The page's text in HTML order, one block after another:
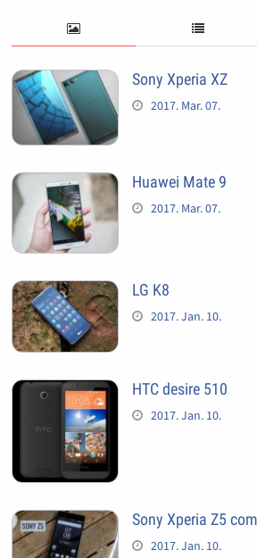
Sony Xperia XZ
2017. Mar. 07.
Huawei Mate 9
2017. Mar. 07.
LG K8
2017. Jan. 10.
HTC desire 510
2017. Jan. 10.
Sony Xperia Z5
2017. Jan. 10.